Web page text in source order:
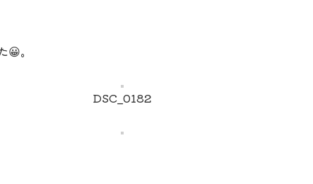
。
DSC_0182